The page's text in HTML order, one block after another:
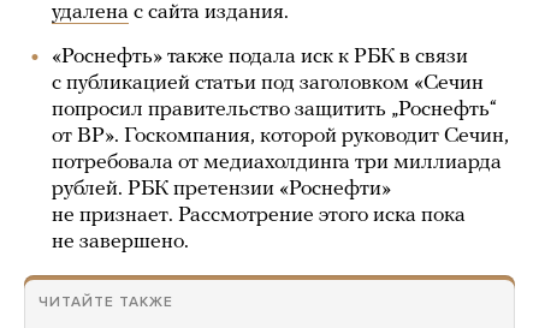
удалена с сайта издания.
«Роснефть» также подала иск к РБК в связи
с публикацией статьи под заголовком «Сечин
попросил правительство защитить „Роснефть“
от BP». Госкомпания, которой руководит Сечин,
потребовала от медиахолдинга три миллиарда
рублей. РБК претензии «Роснефти»
не признает. Рассмотрение этого иска пока
не завершено.
ЧИТАЙТЕ ТАКЖЕ